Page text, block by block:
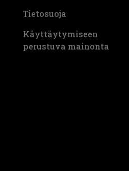
Tietosuoja
Käyttäytymiseen
perustuva mainonta